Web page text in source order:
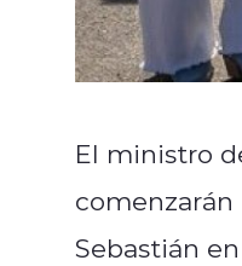
El ministro
comenzarán
Sebastián